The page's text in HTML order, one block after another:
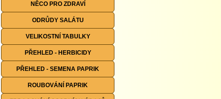
NĚCO PRO ZDRAVÍ
ODRŮDY SALÁTU
VELIKOSTNÍ TABULKY
PŘEHLED - HERBICIDY
PŘEHLED - SEMENA PAPRIK
ROUBOVÁNÍ PAPRIK